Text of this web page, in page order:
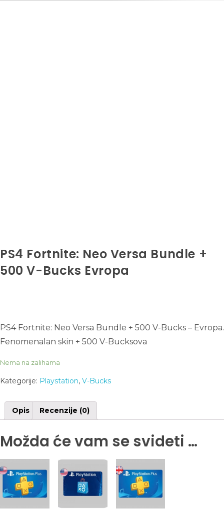
PS4 Fortnite: Neo Versa Bundle +
500 V-Bucks Evropa
PS4 Fortnite: Neo Versa Bundle + 500 V-Bucks – Evropa.
Fenomenalan skin + 500 V-Bucksova
Nema na zalihama
Kategorije: Playstation, V-Bucks
Opis Recenzije (0)
Možda će vam se svideti …